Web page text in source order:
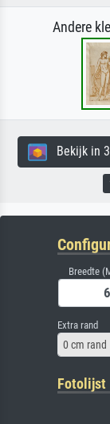
Andere
Bekijk in
Breedte
Extra rand
0 cm rand
Fotolijst